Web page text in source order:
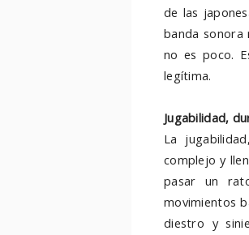
de las
banda sonora
no es poco.
legítima.
Jugabilidad,
La
complejo y
pasar un
movimientos
diestro y